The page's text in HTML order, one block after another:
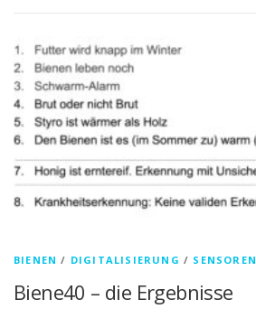
BIENEN / DIGITALISIERUNG / SENSOREN
Biene40 – die Ergebnisse